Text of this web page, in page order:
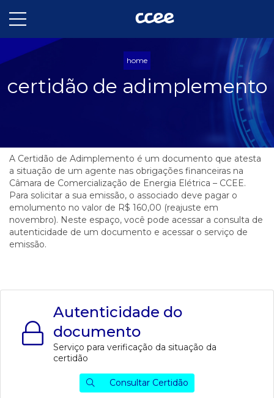
home
certidão de adimplemento
A Certidão de Adimplemento é um documento que atesta
a situação de um agente nas obrigações financeiras na
Câmara de Comercialização de Energia Elétrica – CCEE.
Para solicitar a sua emissão, o associado deve pagar o
emolumento no valor de R$ 160,00 (reajuste em
novembro). Neste espaço, você pode acessar a consulta de
autenticidade de um documento e acessar o serviço de
emissão.
Autenticidade do
documento
Serviço para verificação da situação da
certidão
Consultar Certidão